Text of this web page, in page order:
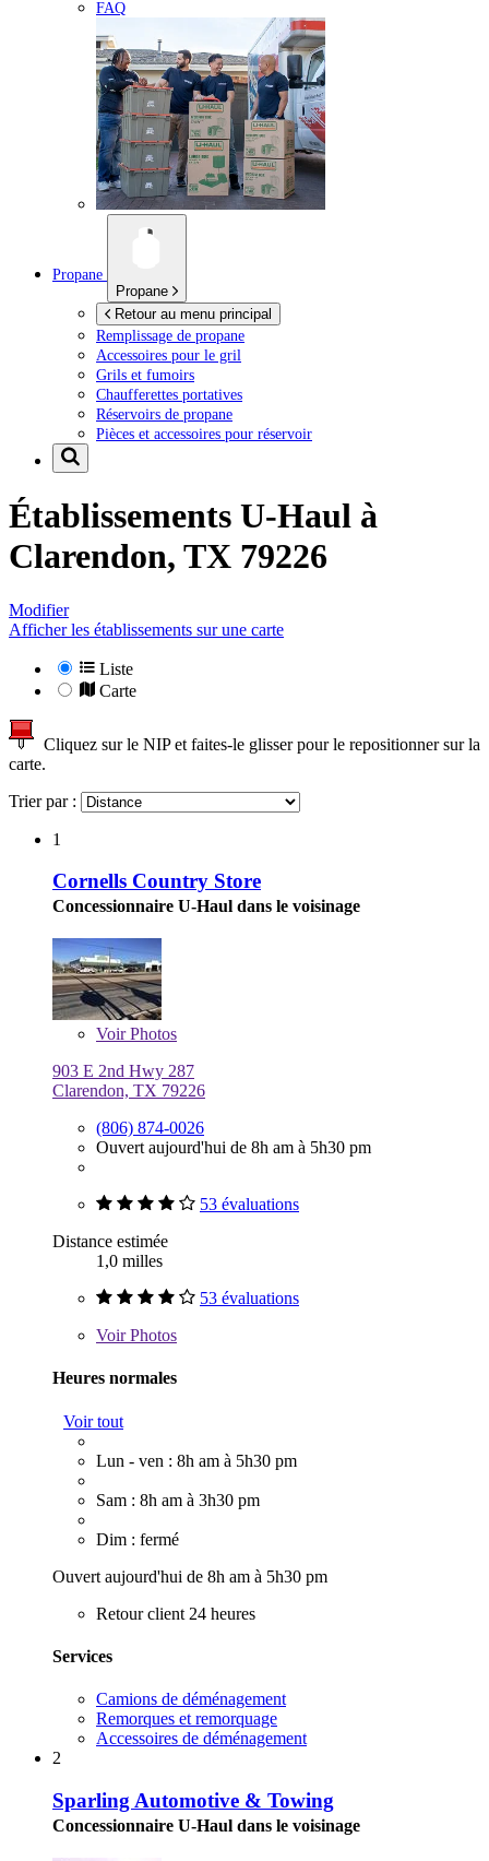
FAQ
Propane
Propane
Retour au menu principal
Remplissage de propane
Accessoires pour le gril
Grils et fumoirs
Chaufferettes portatives
Réservoirs de propane
Pièces et accessoires pour réservoir
Établissements U-Haul à
Clarendon, TX 79226
Modifier
Afficher les établissements sur une carte
Liste
Carte
Cliquez sur le NIP et faites-le glisser pour le repositionner sur la
carte.
Trier par :
1
Cornells Country Store
Concessionnaire U-Haul dans le voisinage
VoirPhotos
903 E 2nd Hwy 287
Clarendon, TX 79226
(806) 874-0026
Ouvert aujourd'hui de 8h am à 5h30 pm
53 évaluations
Distance estimée
1,0 milles
53 évaluations
VoirPhotos
Heures normales
Voir tout
Lun - ven : 8h am à 5h30 pm
Sam : 8h am à 3h30 pm
Dim : fermé
Ouvert aujourd'hui de 8h am à 5h30 pm
Retour client 24 heures
Services
Camions de déménagement
Remorques et remorquage
Accessoires de déménagement
2
Sparling Automotive & Towing
Concessionnaire U-Haul dans le voisinage